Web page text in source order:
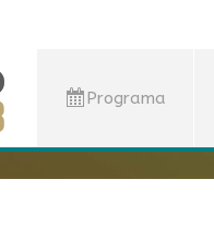
Programa